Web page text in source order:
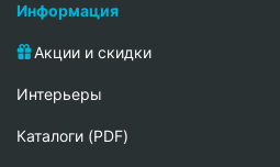
Информация
Акции и скидки
Интерьеры
Каталоги (PDF)